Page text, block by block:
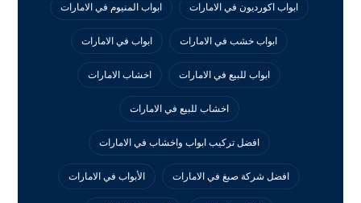
ابواب اكورديون في الامارات ابواب المنيوم في الامارات
ابواب خشب في الامارات ابواب في الامارات
ابواب للبيع في الامارات اخشاب الامارات
اخشاب للبيع في الامارات
افضل تركيب ابواب واخشاب في الامارات
افضل شركة صبغ في الامارات الأبواب في الامارات